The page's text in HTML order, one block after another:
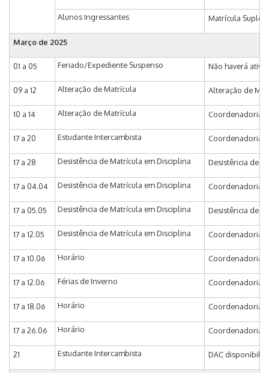
Alunos Ingressantes Matrícula
Março de 2025
01 a 05 Feriado/Expediente Suspenso Não haverá
09 a 12 Alteração de Matrícula Alteração de
10 a 14 Alteração de Matrícula Coordenadoria
17 a 20 Estudante Intercambista Coordenadoria
17 a 28 Desistência de Matrícula em Disciplina Desistência de
17 a 04.04 Desistência de Matrícula em Disciplina Coordenadoria
17 a 05.05 Desistência de Matrícula em Disciplina Desistência de
17 a 12.05 Desistência de Matrícula em Disciplina Coordenadoria
17 a 10.06 Horário Coordenadoria
17 a 12.06 Férias de Inverno Coordenadoria
17 a 18.06 Horário Coordenadoria
17 a 26.06 Horário Coordenadoria
21 Estudante Intercambista DAC